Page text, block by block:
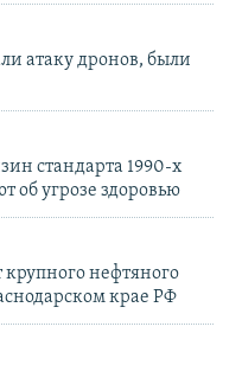
атаку дронов, были
стандарта 1990-х
об угрозе здоровью
нефтяного
крае РФ